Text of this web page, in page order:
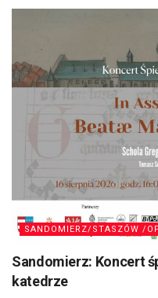
SANDOMIERZ/STASZÓW /
Sandomierz: Koncert
katedrze